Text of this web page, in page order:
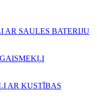
AR SAULES BATERIJU
AR KUSTĪBAS